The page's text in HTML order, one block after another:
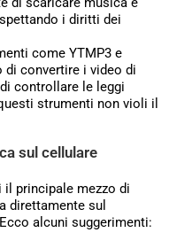
i diritti dei
come YTMP3 e
di convertire i video di
controllare le leggi
strumenti non violi il
sul cellulare
principale mezzo di
direttamente sul
alcuni suggerimenti: